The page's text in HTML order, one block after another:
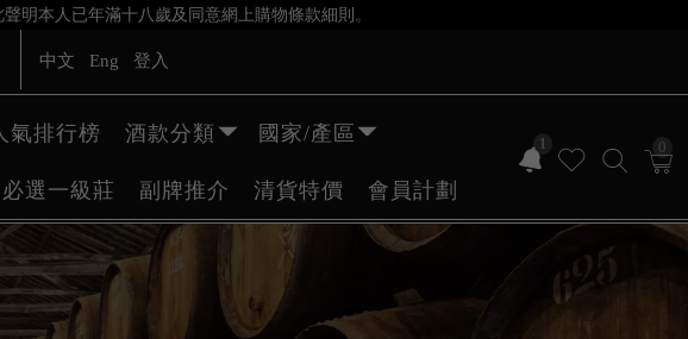
明本人已年滿十八歲及同意網上購物條款細則。
中文 Eng 登入
1 0
氣排行榜 酒款分類 國家/產區
必選一級莊 副牌推介 清貨特價 會員計劃